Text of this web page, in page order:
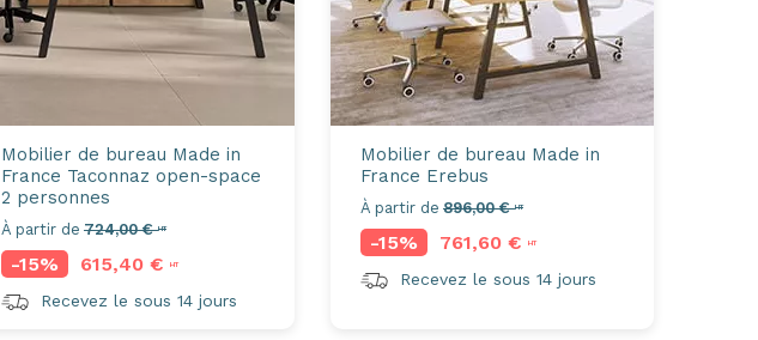
Mobilier de bureau Made in
France Taconnaz open-space
2 personnes
À partir de 724,00 €HT
-15% 615,40 € HT
Recevez le sous 14 jours
Mobilier de bureau Made in
France Erebus
À partir de 896,00 €HT
-15% 761,60 € HT
Recevez le sous 14 jours